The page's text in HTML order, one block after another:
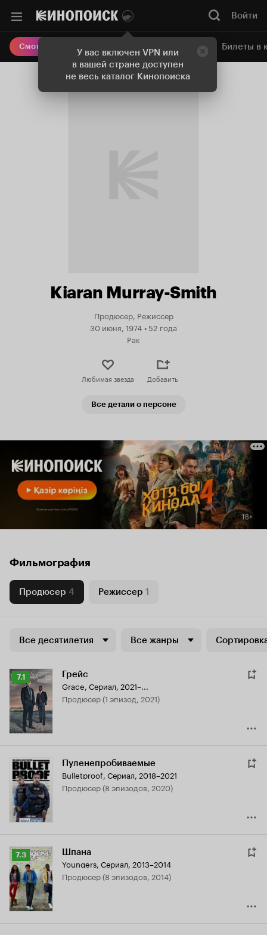
У вас включен VPN или
в вашей стране доступен
не весь каталог Кинопоиска
Войти
Смотреть кино Онлайн-кинотеатр Билеты в
Kiaran Murray-Smith
Продюсер, Режиссер
30 июня, 1974 •52 года
Рак
Любимая звезда Добавить
Все детали о персоне
Фильмография
Продюсер 4 Режиссер 1
Все десятилетия Все жанры
Рейтинг
Кинопоиска
7.1
7.1 Грейс
Grace, Сериал, 2021–...
продюсер (1 эпизод, 2021)
Пуленепробиваемые
Bulletproof, Сериал, 2018–2021
продюсер (8 эпизодов, 2020)
Рейтинг
Кинопоиска
7.3
7.3 Шпана
Youngers, Сериал, 2013–2014
продюсер (8 эпизодов, 2014)